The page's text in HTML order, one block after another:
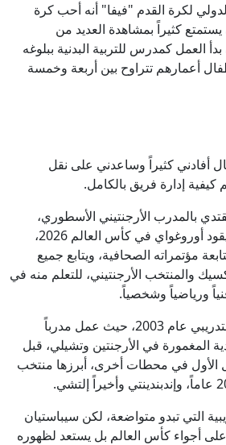
لكرة القدم "فيفا" أنه أحب كرة
كثيراً بمشاهدة العديد من
العمل كمدرس للتربية البدنية ببلوغه
أعمارهم تتراوح بين أربعة وخمسة
أفادني كثيراً وساعدني على نقل
كيفية إدارة فريق بالكامل.
بالمدرب الأرجنتيني الأسطوري،
مارسيلو بييلسا، الذي سيقود أوروغواي في كأس العالم 2026،
مؤتمراته الصحافية، ويتابع جميع
والمنتخب الأرجنتيني، للتعلم منه في
ورياضياً وشخصياً.
بدأ بيكاسيسي مشواره التدريبي عام 2003، حيث عمل مدرباً
المغمورة في الأرجنتين وتشيلي، قبل
الأول في محطات أخرى، أبرزها منتخب
التي تبدو متواضعة، لكن سيباستيان
على أجواء كأس العالم بل يستعد لظهوره